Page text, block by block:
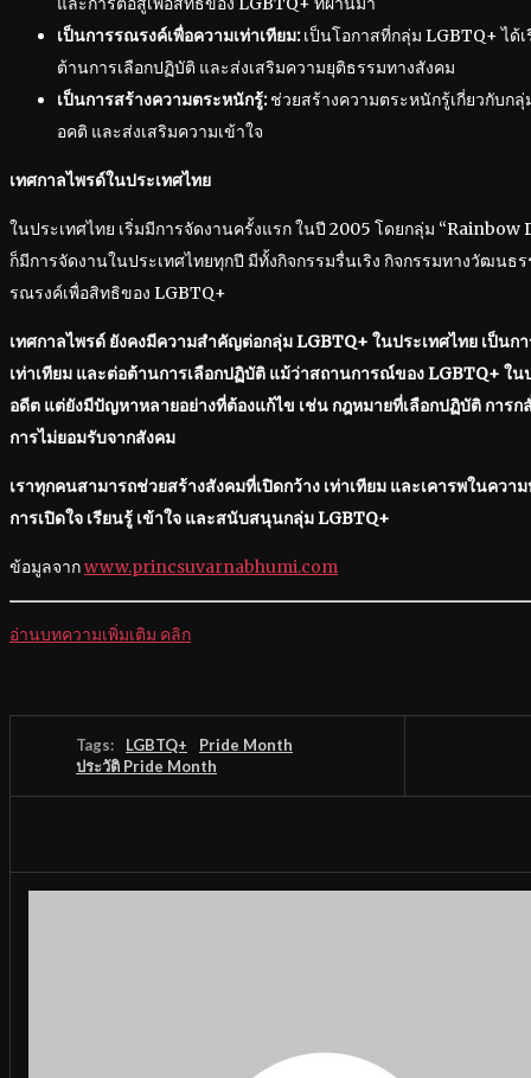
เป็นการรณรงค์เพื่อความเท่าเทียม:เป็นโอกาสที่กลุ่ม LGBTQ+ ได้
ต้านการเลือกปฏิบัติ และส่งเสริมความยุติธรรมทางสังคม
เป็นการสร้างความตระหนักรู้:ช่วยสร้างความตระหนักรู้เกี่ยวกับก
อคติ และส่งเสริมความเข้าใจ
เทศกาลไพรด์ในประเทศไทย
ในประเทศไทย เริ่มมีการจัดงานครั้งแรก ในปี 2005 โดยกลุ่ม
ก็มีการจัดงานในประเทศไทยทุกปี มีทั้งกิจกรรมรื่นเริง กิจกรรมทางวัฒนธ
รณรงค์เพื่อสิทธิของ LGBTQ+
เทศกาลไพรด์ ยังคงมีความสำคัญต่อกลุ่ม LGBTQ+ ในประเทศไทย เป็นก
เท่าเทียม และต่อต้านการเลือกปฏิบัติ แม้ว่าสถานการณ์ของ LGBTQ+ ใ
อดีต แต่ยังมีปัญหาหลายอย่างที่ต้องแก้ไข เช่น กฎหมายที่เลือกปฏิบัติ การก
การไม่ยอมรับจากสังคม
เราทุกคนสามารถช่วยสร้างสังคมที่เปิดกว้าง เท่าเทียม และเคารพในควา
การเปิดใจ เรียนรู้ เข้าใจ และสนับสนุนกลุ่ม LGBTQ+
ข้อมูลจากwww.princsuvarnabhumi.com
อ่านบทความเพิ่มเติม คลิก
Tags: LGBTQ+
Pride Month
ประวัติ Pride Month